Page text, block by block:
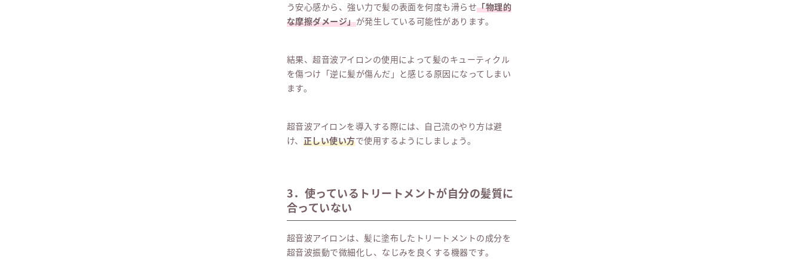
う安心感から、強い力で髪の表面を何度も滑らせ「物理的
な摩擦ダメージ」が発生している可能性があります。
結果、超音波アイロンの使用によって髪のキューティクル
を傷つけ「逆に髪が傷んだ」と感じる原因になってしまい
ます。
超音波アイロンを導入する際には、自己流のやり方は避
け、 正しい使い方で使用するようにしましょう。
3．使っているトリートメントが自分の髪質に
合っていない
超音波アイロンは、髪に塗布したトリートメントの成分を
超音波振動で微細化し、なじみを良くする機器です。